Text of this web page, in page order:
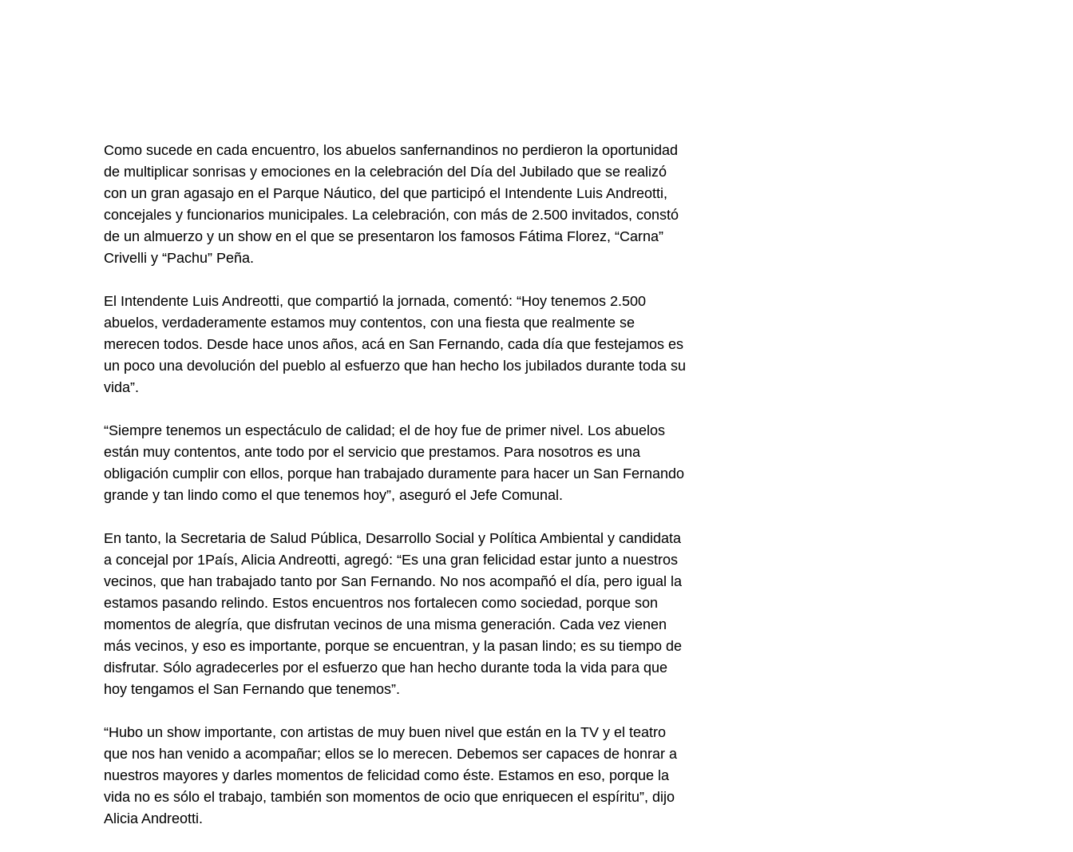
Como sucede en cada encuentro, los abuelos sanfernandinos no perdieron la oportunidad
de multiplicar sonrisas y emociones en la celebración del Día del Jubilado que se realizó
con un gran agasajo en el Parque Náutico, del que participó el Intendente Luis Andreotti,
concejales y funcionarios municipales. La celebración, con más de 2.500 invitados, constó
de un almuerzo y un show en el que se presentaron los famosos Fátima Florez, “Carna”
Crivelli y “Pachu” Peña.
El Intendente Luis Andreotti, que compartió la jornada, comentó: “Hoy tenemos 2.500
abuelos, verdaderamente estamos muy contentos, con una fiesta que realmente se
merecen todos. Desde hace unos años, acá en San Fernando, cada día que festejamos es
un poco una devolución del pueblo al esfuerzo que han hecho los jubilados durante toda su
vida”.
“Siempre tenemos un espectáculo de calidad; el de hoy fue de primer nivel. Los abuelos
están muy contentos, ante todo por el servicio que prestamos. Para nosotros es una
obligación cumplir con ellos, porque han trabajado duramente para hacer un San Fernando
grande y tan lindo como el que tenemos hoy”, aseguró el Jefe Comunal.
En tanto, la Secretaria de Salud Pública, Desarrollo Social y Política Ambiental y candidata
a concejal por 1País, Alicia Andreotti, agregó: “Es una gran felicidad estar junto a nuestros
vecinos, que han trabajado tanto por San Fernando. No nos acompañó el día, pero igual la
estamos pasando relindo. Estos encuentros nos fortalecen como sociedad, porque son
momentos de alegría, que disfrutan vecinos de una misma generación. Cada vez vienen
más vecinos, y eso es importante, porque se encuentran, y la pasan lindo; es su tiempo de
disfrutar. Sólo agradecerles por el esfuerzo que han hecho durante toda la vida para que
hoy tengamos el San Fernando que tenemos”.
“Hubo un show importante, con artistas de muy buen nivel que están en la TV y el teatro
que nos han venido a acompañar; ellos se lo merecen. Debemos ser capaces de honrar a
nuestros mayores y darles momentos de felicidad como éste. Estamos en eso, porque la
vida no es sólo el trabajo, también son momentos de ocio que enriquecen el espíritu”, dijo
Alicia Andreotti.